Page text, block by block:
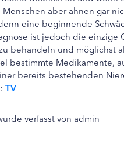
Menschen aber ahnen gar
eine beginnende
ist jedoch die einzige
behandeln und möglichst
bestimmte Medikamente,
bereits bestehenden
TV
verfasst von admin